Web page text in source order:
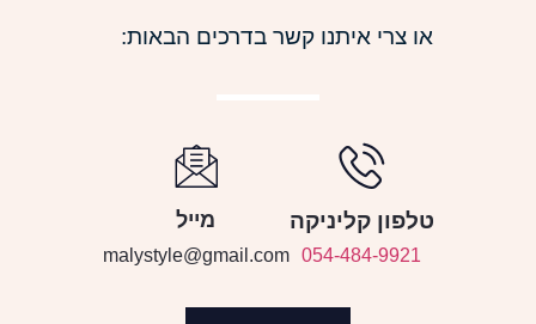
או צרי איתנו קשר בדרכים הבאות:
טלפון קליניקה
054-484-9921
מייל
malystyle@gmail.com